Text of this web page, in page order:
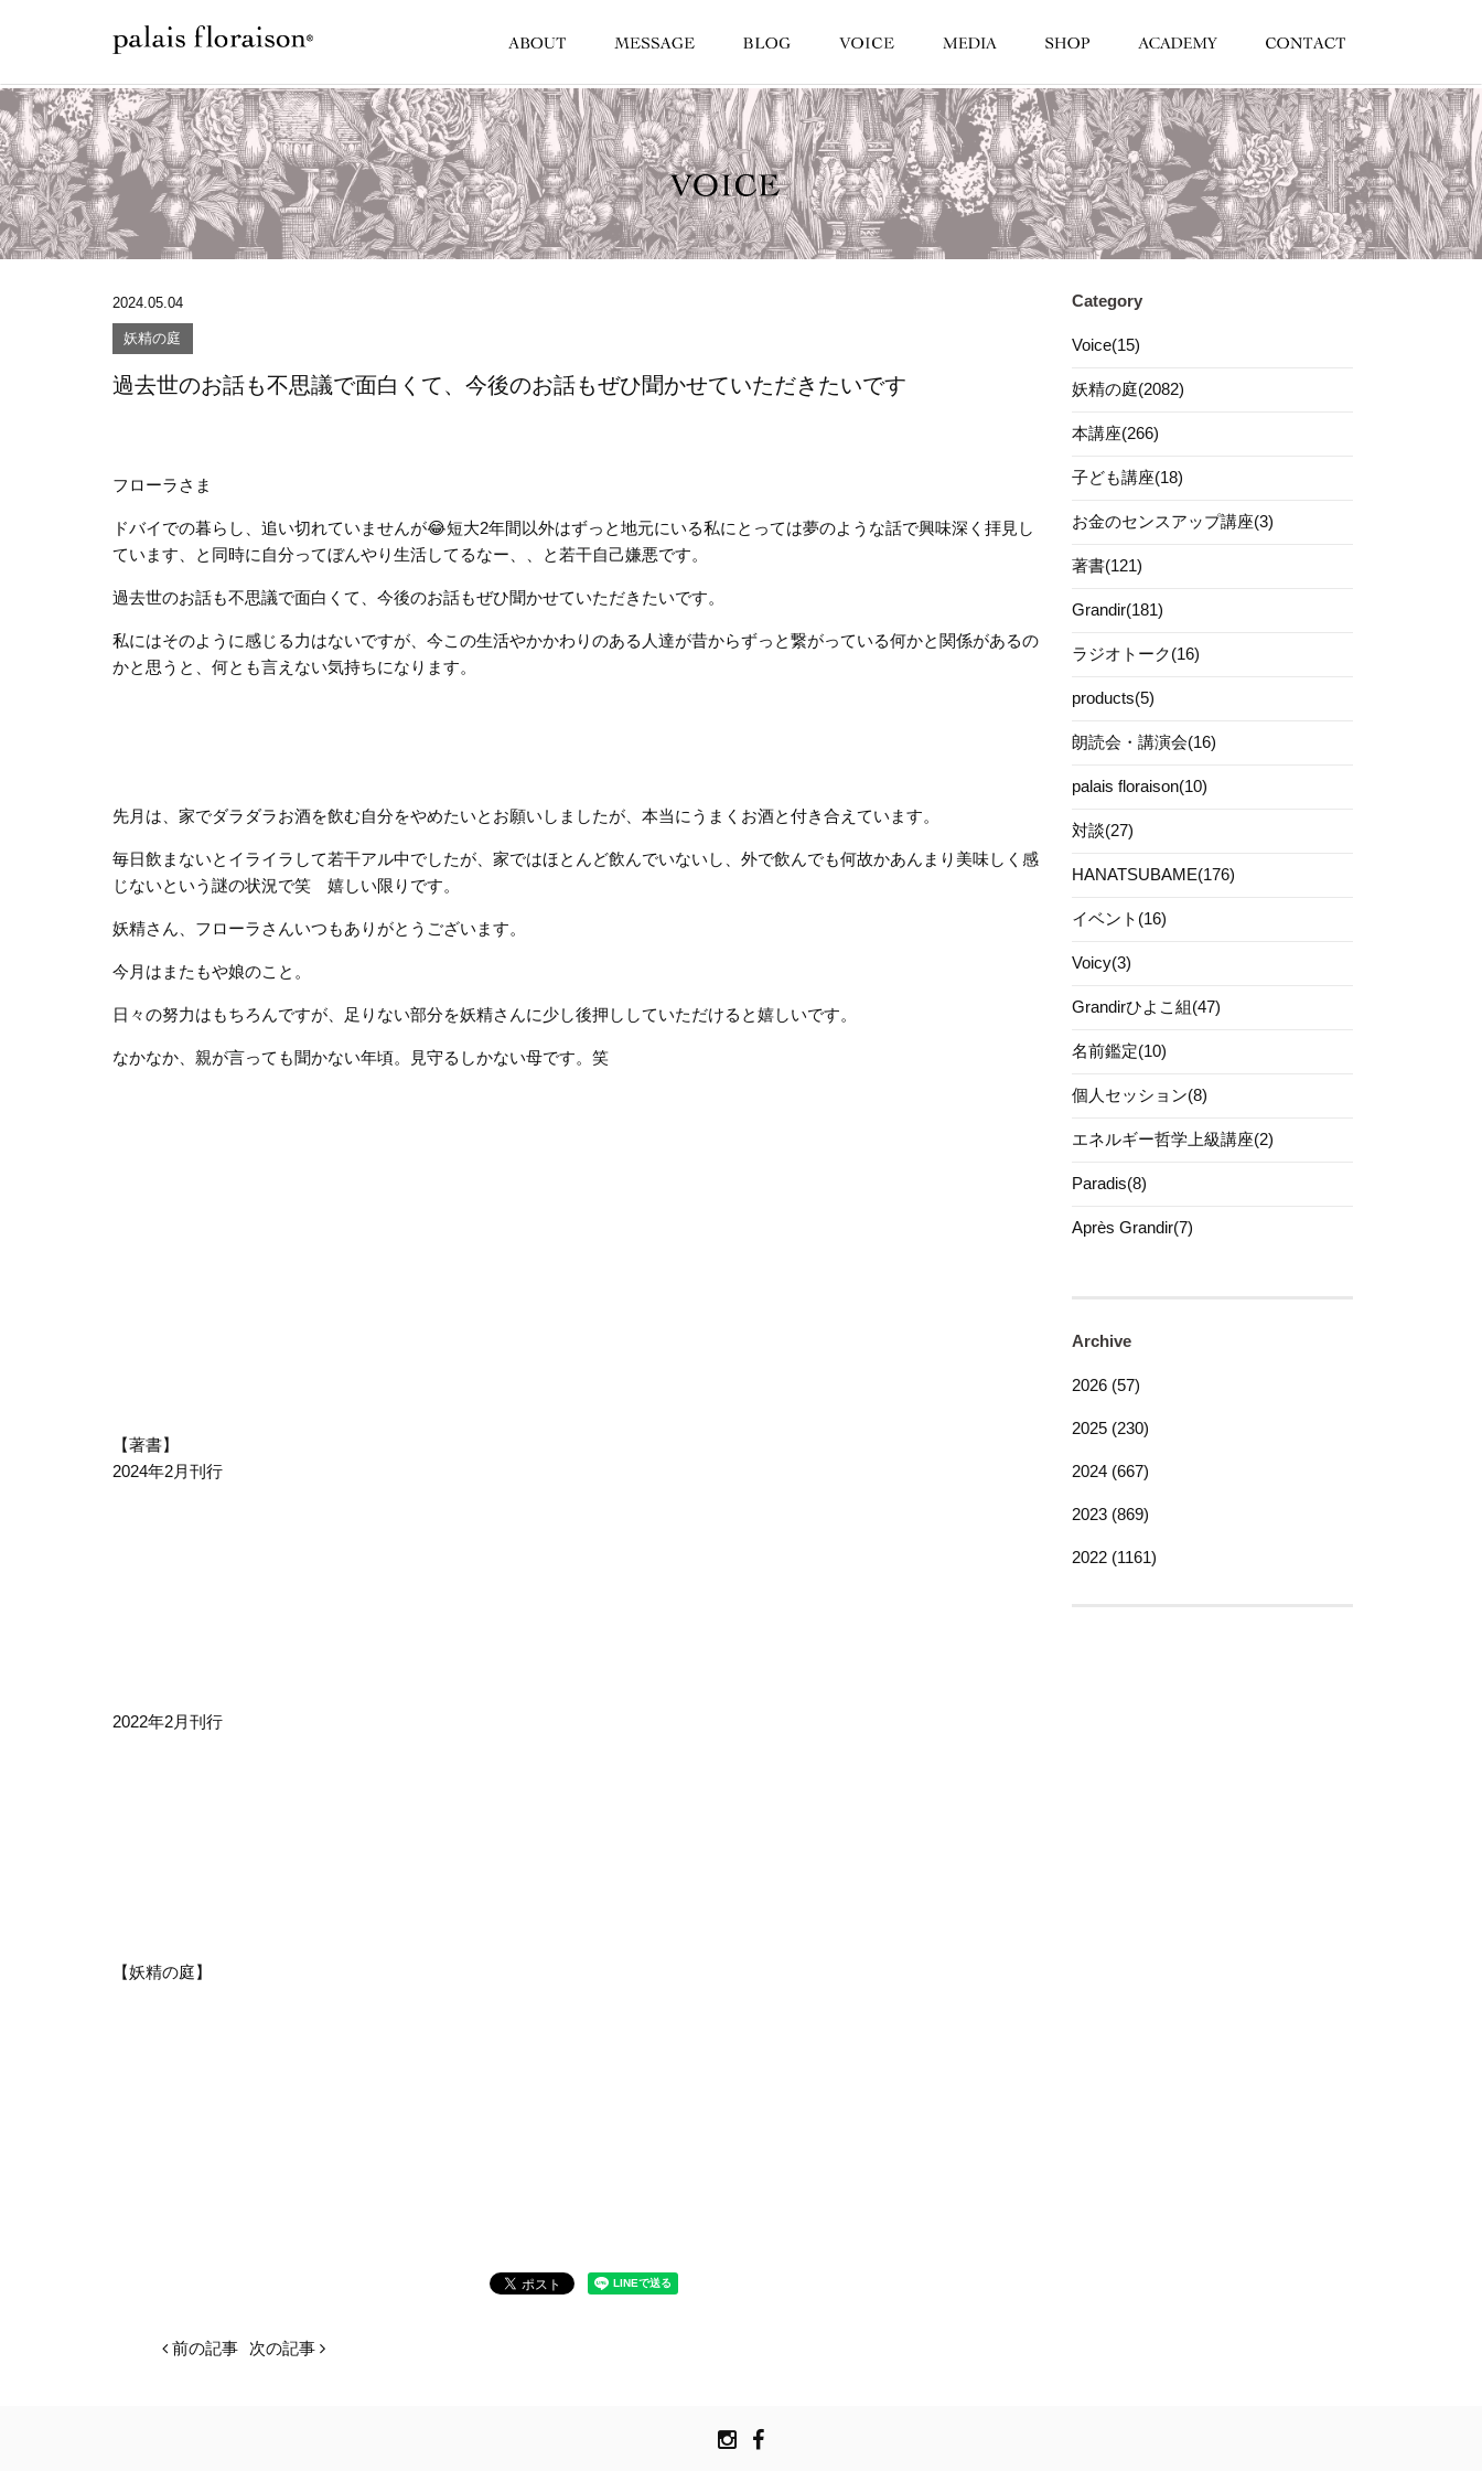
2024.05.04
妖精の庭
過去世のお話も不思議で面白くて、今後のお話もぜひ聞かせていただきたいです
フローラさま
ドバイでの暮らし、追い切れていませんが😂短大2年間以外はずっと地元にいる私にとっては夢のような話で興味深く拝見し
ています、と同時に自分ってぼんやり生活してるなー、、と若干自己嫌悪です。
過去世のお話も不思議で面白くて、今後のお話もぜひ聞かせていただきたいです。
私にはそのように感じる力はないですが、今この生活やかかわりのある人達が昔からずっと繋がっている何かと関係があるの
かと思うと、何とも言えない気持ちになります。
先月は、家でダラダラお酒を飲む自分をやめたいとお願いしましたが、本当にうまくお酒と付き合えています。
毎日飲まないとイライラして若干アル中でしたが、家ではほとんど飲んでいないし、外で飲んでも何故かあんまり美味しく感
じないという謎の状況で笑 嬉しい限りです。
妖精さん、フローラさんいつもありがとうございます。
今月はまたもや娘のこと。
日々の努力はもちろんですが、足りない部分を妖精さんに少し後押ししていただけると嬉しいです。
なかなか、親が言っても聞かない年頃。見守るしかない母です。笑
【著書】
2024年2月刊行
2022年2月刊行
【妖精の庭】
前の記事 次の記事
Category
Voice(15)
妖精の庭(2082)
本講座(266)
子ども講座(18)
お金のセンスアップ講座(3)
著書(121)
Grandir(181)
ラジオトーク(16)
products(5)
朗読会・講演会(16)
palais floraison(10)
対談(27)
HANATSUBAME(176)
イベント(16)
Voicy(3)
Grandirひよこ組(47)
名前鑑定(10)
個人セッション(8)
エネルギー哲学上級講座(2)
Paradis(8)
Après Grandir(7)
Archive
2026 (57)
2025 (230)
2024 (667)
2023 (869)
2022 (1161)